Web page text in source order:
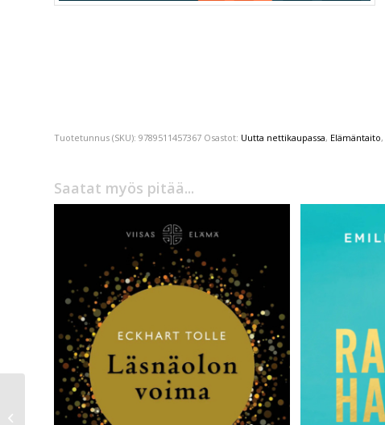
Tuotetunnus (SKU): 9789511457367 Osastot: Uutta nettikaupassa, Elämäntaito,
Saatat myös pitää...
Hannu Aaltonen,
Tapio Keskitalo